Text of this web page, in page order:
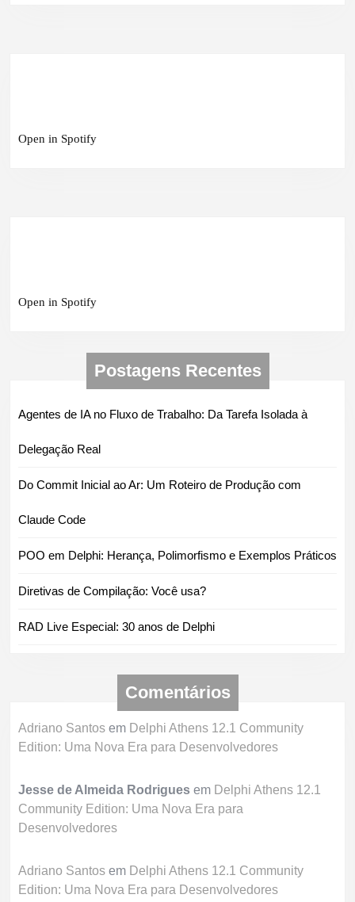
Open in Spotify
Open in Spotify
Postagens Recentes
Agentes de IA no Fluxo de Trabalho: Da Tarefa Isolada à
Delegação Real
Do Commit Inicial ao Ar: Um Roteiro de Produção com
Claude Code
POO em Delphi: Herança, Polimorfismo e Exemplos Práticos
Diretivas de Compilação: Você usa?
RAD Live Especial: 30 anos de Delphi
Comentários
Adriano Santos em Delphi Athens 12.1 Community
Edition: Uma Nova Era para Desenvolvedores
Jesse de Almeida Rodrigues em Delphi Athens 12.1
Community Edition: Uma Nova Era para
Desenvolvedores
Adriano Santos em Delphi Athens 12.1 Community
Edition: Uma Nova Era para Desenvolvedores